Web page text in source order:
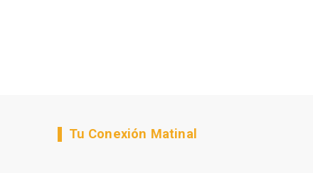
Tu Conexión Matinal